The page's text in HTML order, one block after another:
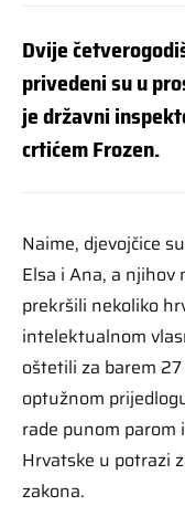
Dvije
privedeni su u
je državni
crtićem Frozen.
Naime, djevojčice
Elsa i Ana, a njihov
prekršili nekoliko
intelektualnom
oštetili za barem
optužnom
rade punom parom
Hrvatske u potrazi
zakona.